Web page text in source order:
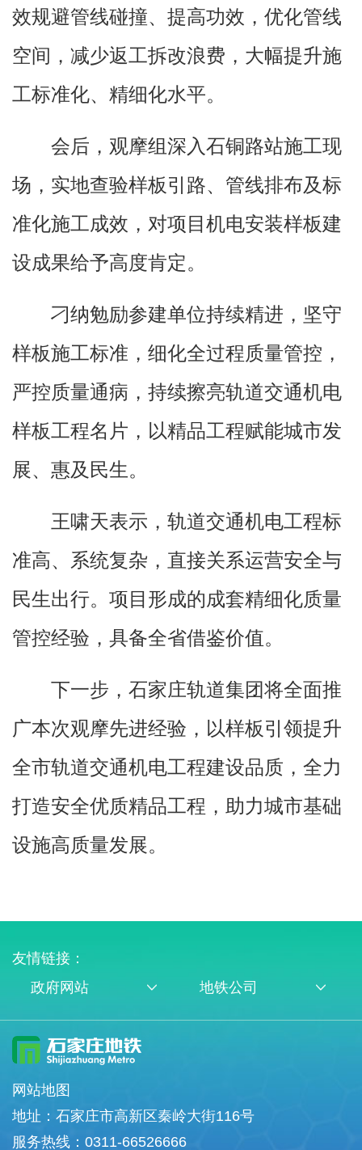
效规避管线碰撞、提高功效，优化管线
空间，减少返工拆改浪费，大幅提升施
工标准化、精细化水平。
会后，观摩组深入石铜路站施工现
场，实地查验样板引路、管线排布及标
准化施工成效，对项目机电安装样板建
设成果给予高度肯定。
刁纳勉励参建单位持续精进，坚守
样板施工标准，细化全过程质量管控，
严控质量通病，持续擦亮轨道交通机电
样板工程名片，以精品工程赋能城市发
展、惠及民生。
王啸天表示，轨道交通机电工程标
准高、系统复杂，直接关系运营安全与
民生出行。项目形成的成套精细化质量
管控经验，具备全省借鉴价值。
下一步，石家庄轨道集团将全面推
广本次观摩先进经验，以样板引领提升
全市轨道交通机电工程建设品质，全力
打造安全优质精品工程，助力城市基础
设施高质量发展。
友情链接：
政府网站
地铁公司
网站地图
地址：石家庄市高新区秦岭大街116号
服务热线：0311-66526666